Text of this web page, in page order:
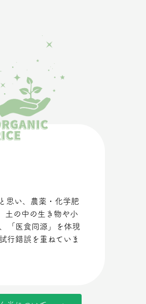
思い、農薬・化学肥
土の中の生き物や小
「医食同源」を体現
行錯誤を重ねていま